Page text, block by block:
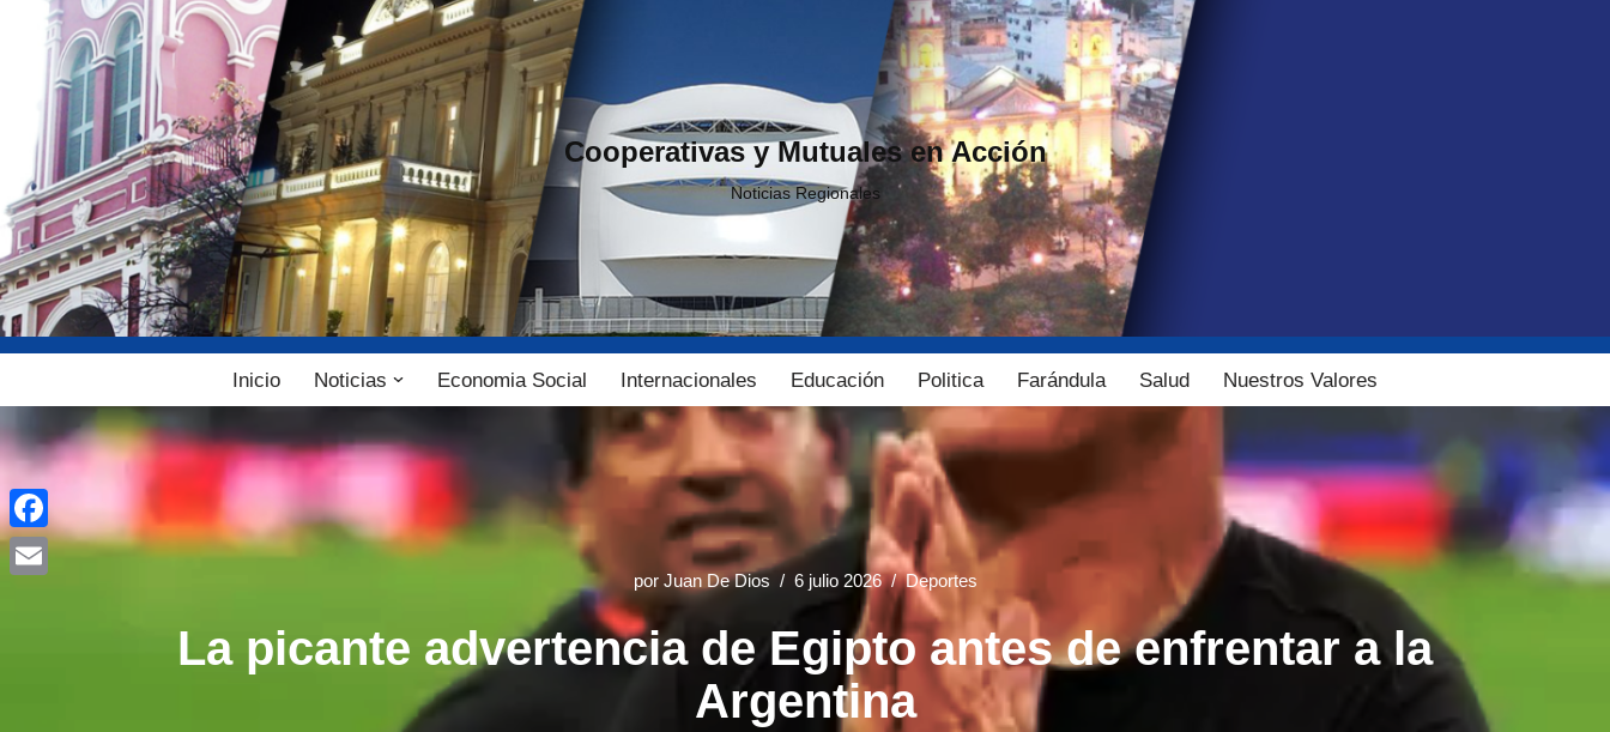
contenido
Cooperativas y Mutuales en Acción
Noticias Regionales
Inicio Noticias Economia Social Internacionales Educación Politica Farándula Salud Nuestros Valores
por Juan De Dios 6 julio 2026 Deportes
La picante advertencia de Egipto antes de enfrentar a la
Argentina
Facebook